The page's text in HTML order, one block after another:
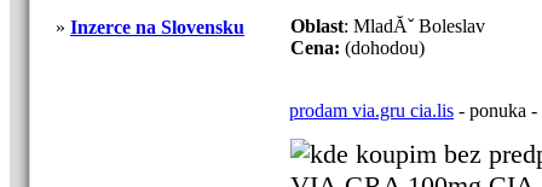
» Inzerce na Slovensku Oblast: MladĂˇ Boleslav
Cena: (dohodou)
prodam via.gru cia.lis - ponuka
kde koupim bez